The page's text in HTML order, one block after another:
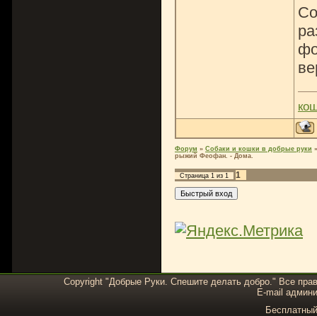
Форум » Собаки и кошки в добрые руки »
рыжий Феофан. - Дома.
Страница 1 из 1 1
Copyright "Добрые Руки. Спешите делать добро." Все
E-mail